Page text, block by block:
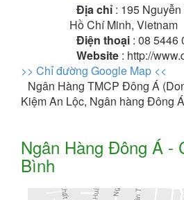
Địa chỉ : 195
Hồ Chí Minh, Vietnam
Điện thoại : 08 5446
Website : http://
>> Chỉ đường Google Map <<
Ngân Hàng TMCP Đông Á
Kiệm An Lộc, Ngân hàng Đông
Ngân Hàng Đông Á -
Bình